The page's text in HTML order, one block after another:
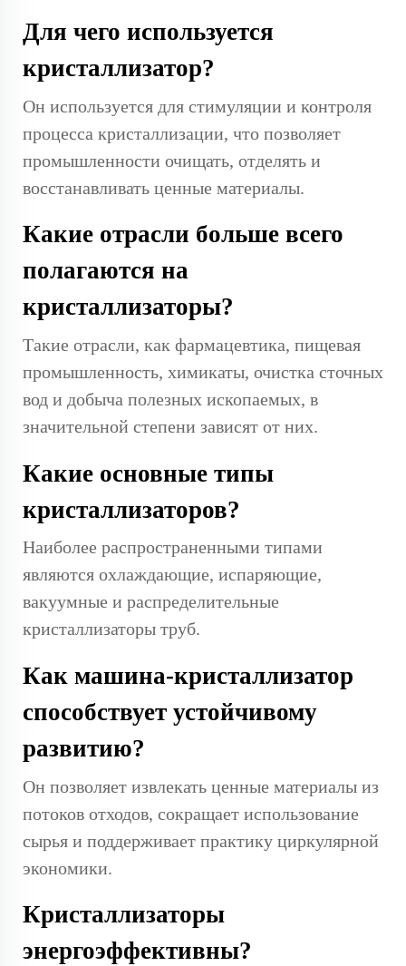
Для чего используется
кристаллизатор?
Он используется для стимуляции и контроля
процесса кристаллизации, что позволяет
промышленности очищать, отделять и
восстанавливать ценные материалы.
Какие отрасли больше всего
полагаются на
кристаллизаторы?
Такие отрасли, как фармацевтика, пищевая
промышленность, химикаты, очистка сточных
вод и добыча полезных ископаемых, в
значительной степени зависят от них.
Какие основные типы
кристаллизаторов?
Наиболее распространенными типами
являются охлаждающие, испаряющие,
вакуумные и распределительные
кристаллизаторы труб.
Как машина-кристаллизатор
способствует устойчивому
развитию?
Он позволяет извлекать ценные материалы из
потоков отходов, сокращает использование
сырья и поддерживает практику циркулярной
экономики.
Кристаллизаторы
энергоэффективны?